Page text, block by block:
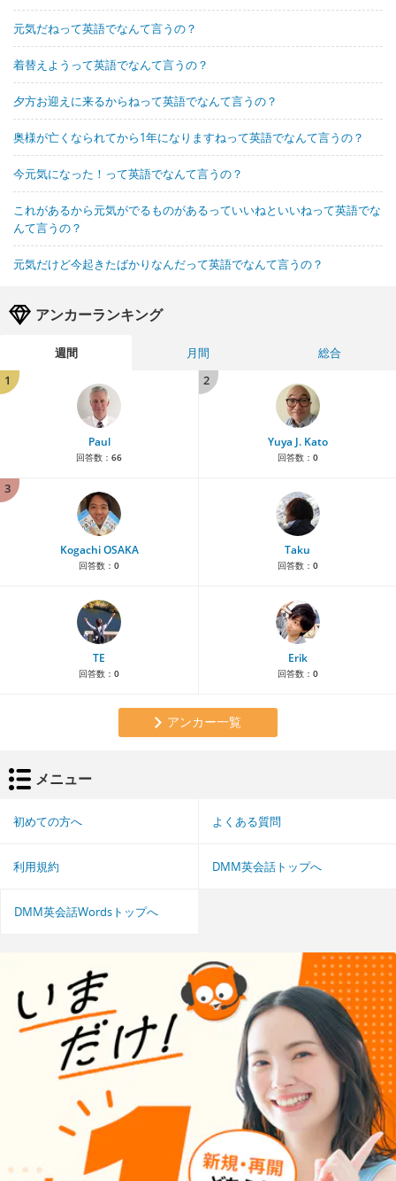
元気だねって英語でなんて言うの？
着替えようって英語でなんて言うの？
夕方お迎えに来るからねって英語でなんて言うの？
奥様が亡くなられてから1年になりますねって英語でなんて言うの？
今元気になった！って英語でなんて言うの？
これがあるから元気がでるものがあるっていいねといいねって英語でな
んて言うの？
元気だけど今起きたばかりなんだって英語でなんて言うの？
アンカーランキング
週間 月間
総合
1
Paul
回答数： 66
2
Yuya J. Kato
回答数： 0
3
Kogachi OSAKA
回答数： 0
Taku
回答数： 0
TE
回答数： 0
Erik
回答数： 0
アンカー一覧
メニュー
初めての方へ よくある質問
利用規約 DMM英会話トップへ
DMM英会話Wordsトップへ